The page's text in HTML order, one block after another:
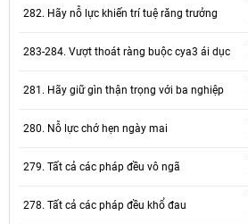
282. Hãy nỗ lực khiến trí tuệ răng trưởng
283-284. Vượt thoát ràng buộc cya3 ái dục
281. Hãy giữ gìn thận trọng với ba nghiệp
280. Nỗ lực chớ hẹn ngày mai
279. Tất cả các pháp đều vô ngã
278. Tất cả các pháp đều khổ đau